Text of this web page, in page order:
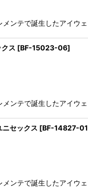
ンテで誕生したアイウ
ス [BF-15023-06]
ンテで誕生したアイウ
セックス [BF-14827-
ンテで誕生したアイウ